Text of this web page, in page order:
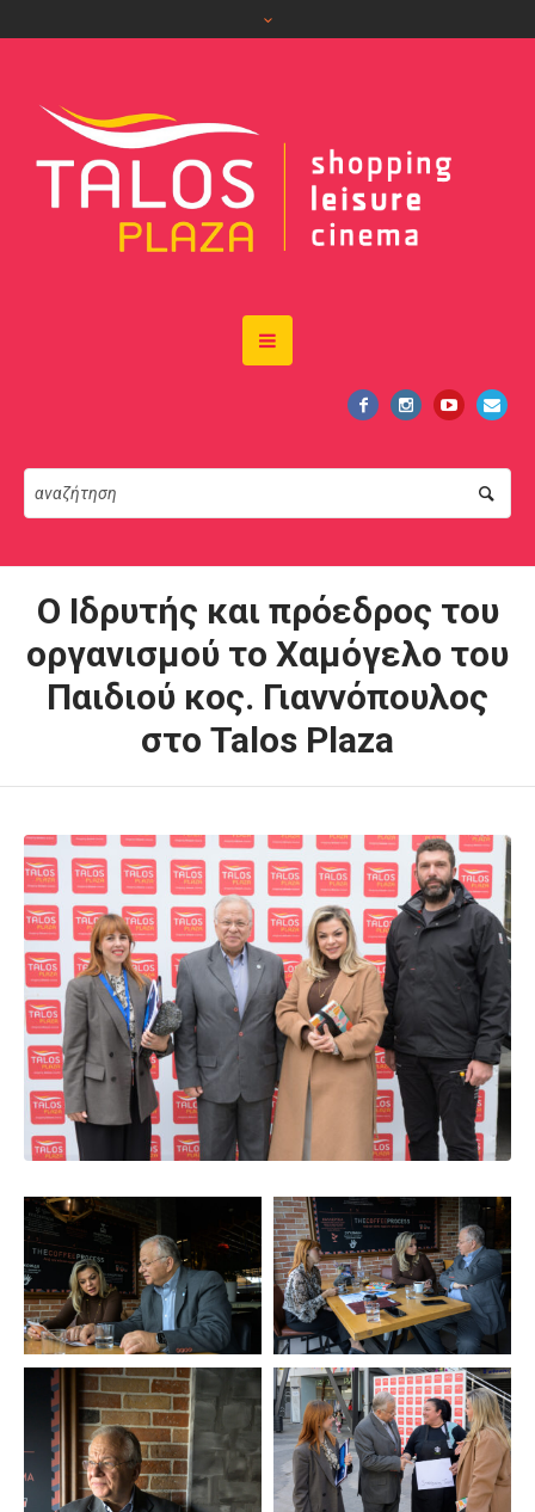
Ο Ιδρυτής και πρόεδρος του
οργανισμού το Χαμόγελο του
Παιδιού κος. Γιαννόπουλος
στο Talos Plaza